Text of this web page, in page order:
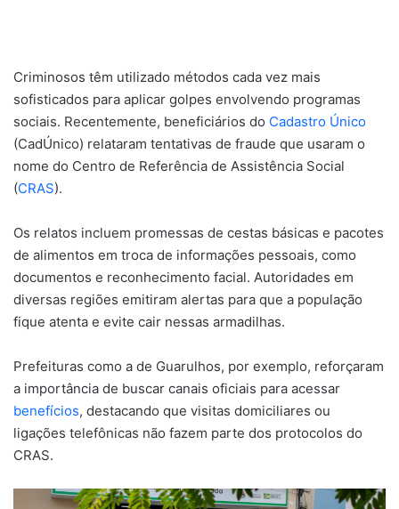
Criminosos têm utilizado métodos cada vez mais
sofisticados para aplicar golpes envolvendo programas
sociais. Recentemente, beneficiários do Cadastro Único
(CadÚnico) relataram tentativas de fraude que usaram o
nome do Centro de Referência de Assistência Social
(CRAS).
Os relatos incluem promessas de cestas básicas e pacotes
de alimentos em troca de informações pessoais, como
documentos e reconhecimento facial. Autoridades em
diversas regiões emitiram alertas para que a população
fique atenta e evite cair nessas armadilhas.
Prefeituras como a de Guarulhos, por exemplo, reforçaram
a importância de buscar canais oficiais para acessar
benefícios, destacando que visitas domiciliares ou
ligações telefônicas não fazem parte dos protocolos do
CRAS.